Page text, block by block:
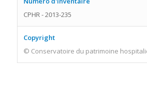
CPHR - 2013-235
Copyright
© Conservatoire du patrimoine